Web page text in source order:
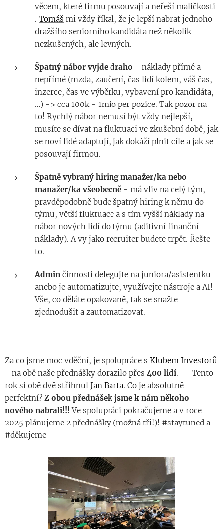
věcem, které firmu posouvají a neřeší maličkosti
. Tomáš mi vždy říkal, že je lepší nabrat jednoho
dražšího seniorního kandidáta než několik
nezkušených, ale levných.
Špatný nábor vyjde draho - náklady přímé a
nepřímé (mzda, zaučení, čas lidí kolem, váš čas,
inzerce, čas ve výběrku, vybavení pro kandidáta,
…) -> cca 100k - 1mio per pozice. Tak pozor na
to! Rychlý nábor nemusí být vždy nejlepší,
musíte se dívat na fluktuaci ve zkušební době, jak
se noví lidé adaptují, jak dokáží plnit cíle a jak se
posouvají firmou.
Špatně vybraný hiring manažer/ka nebo
manažer/ka všeobecně - má vliv na celý tým,
pravděpodobně bude špatný hiring k němu do
týmu, větší fluktuace a s tím vyšší náklady na
nábor nových lidí do týmu (aditivní finanční
náklady). A vy jako recruiter budete trpět. Řešte
to.
Admin činnosti delegujte na juniora/asistentku
anebo je automatizujte, využívejte nástroje a AI!
Vše, co děláte opakovaně, tak se snažte
zjednodušit a zautomatizovat.
Za co jsme moc vděční, je spolupráce s Klubem Investorů
- na obě naše přednášky dorazilo přes 400 lidí. 💙 Tento
rok si obě dvě střihnul Jan Barta. Co je absolutně
perfektní? Z obou přednášek jsme k nám někoho
nového nabrali!!!Ve spolupráci pokračujeme a v roce
2025 plánujeme 2 přednášky (možná tři!)! #staytuned a
#děkujeme